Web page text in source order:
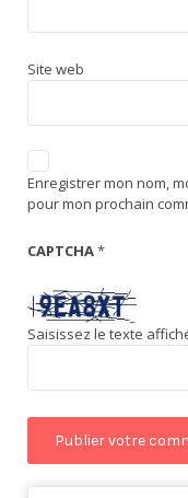
Site web
Enregistrer mon nom,
pour mon prochain
CAPTCHA*
Saisissez le texte